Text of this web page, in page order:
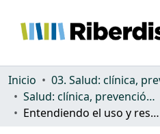
Comunidades
Todo DSpace
Inicio
Salud: clínica, prevención, atención sanitaria y (re)habilitación
Entendiendo el uso y resultados del indicador años de vida ajustados por discapacidad